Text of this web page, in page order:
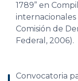
1789” en
internacionales
Comisión de
Federal, 2006).
Convocatoria